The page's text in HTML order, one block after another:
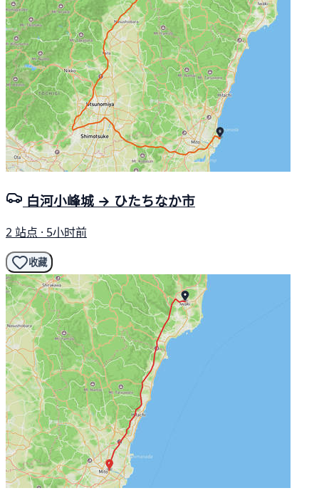
白河小峰城 → ひたちなか市
2 站点 · 5小时前
收藏